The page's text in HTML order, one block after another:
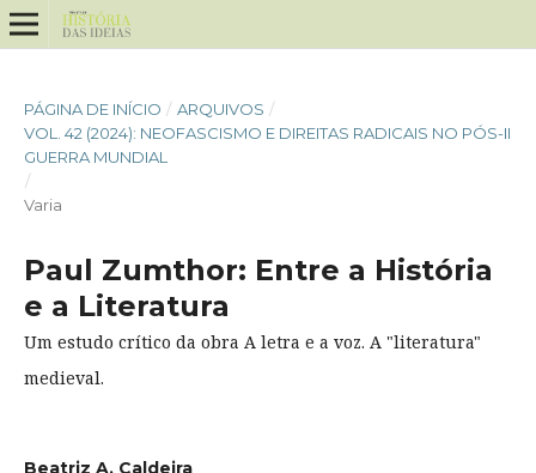
PÁGINA DE INÍCIO / ARQUIVOS /
VOL. 42 (2024): NEOFASCISMO E DIREITAS RADICAIS NO PÓS-II
GUERRA MUNDIAL
/
Varia
Paul Zumthor: Entre a História
e a Literatura
Um estudo crítico da obra A letra e a voz. A "literatura"
medieval.
Beatriz A. Caldeira